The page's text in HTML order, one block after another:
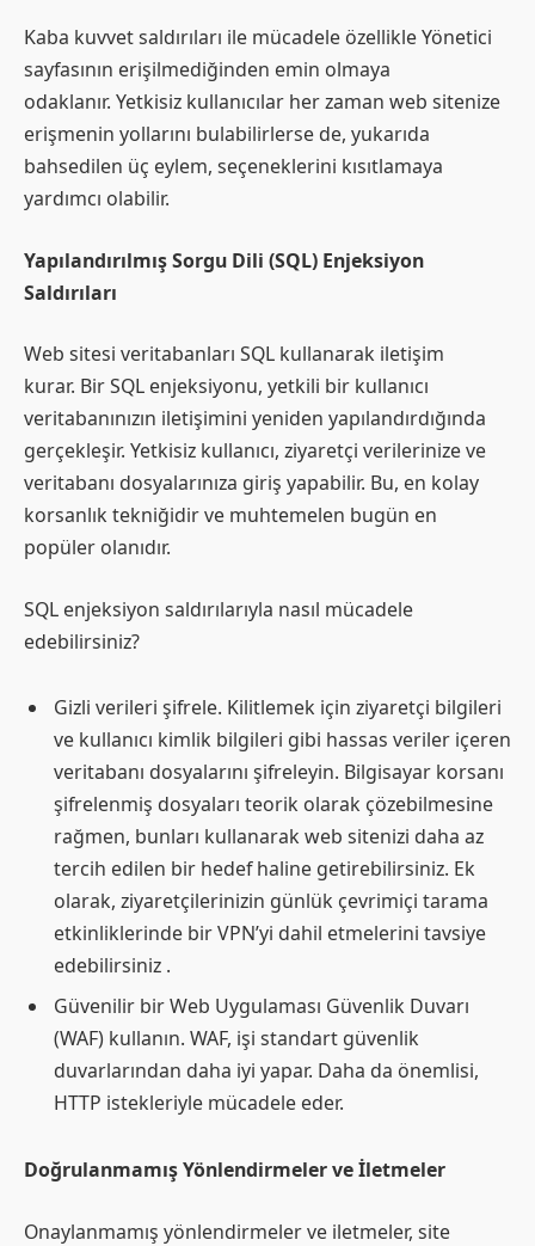
Kaba kuvvet saldırıları ile mücadele özellikle Yönetici
sayfasının erişilmediğinden emin olmaya
odaklanır. Yetkisiz kullanıcılar her zaman web sitenize
erişmenin yollarını bulabilirlerse de, yukarıda
bahsedilen üç eylem, seçeneklerini kısıtlamaya
yardımcı olabilir.
Yapılandırılmış Sorgu Dili (SQL) Enjeksiyon
Saldırıları
Web sitesi veritabanları SQL kullanarak iletişim
kurar. Bir SQL enjeksiyonu, yetkili bir kullanıcı
veritabanınızın iletişimini yeniden yapılandırdığında
gerçekleşir. Yetkisiz kullanıcı, ziyaretçi verilerinize ve
veritabanı dosyalarınıza giriş yapabilir. Bu, en kolay
korsanlık tekniğidir ve muhtemelen bugün en
popüler olanıdır.
SQL enjeksiyon saldırılarıyla nasıl mücadele
edebilirsiniz?
Gizli verileri şifrele. Kilitlemek için ziyaretçi bilgileri
ve kullanıcı kimlik bilgileri gibi hassas veriler içeren
veritabanı dosyalarını şifreleyin. Bilgisayar korsanı
şifrelenmiş dosyaları teorik olarak çözebilmesine
rağmen, bunları kullanarak web sitenizi daha az
tercih edilen bir hedef haline getirebilirsiniz. Ek
olarak, ziyaretçilerinizin günlük çevrimiçi tarama
etkinliklerinde bir VPN’yi dahil etmelerini tavsiye
edebilirsiniz .
Güvenilir bir Web Uygulaması Güvenlik Duvarı
(WAF) kullanın. WAF, işi standart güvenlik
duvarlarından daha iyi yapar. Daha da önemlisi,
HTTP istekleriyle mücadele eder.
Doğrulanmamış Yönlendirmeler ve İletmeler
Onaylanmamış yönlendirmeler ve iletmeler, site